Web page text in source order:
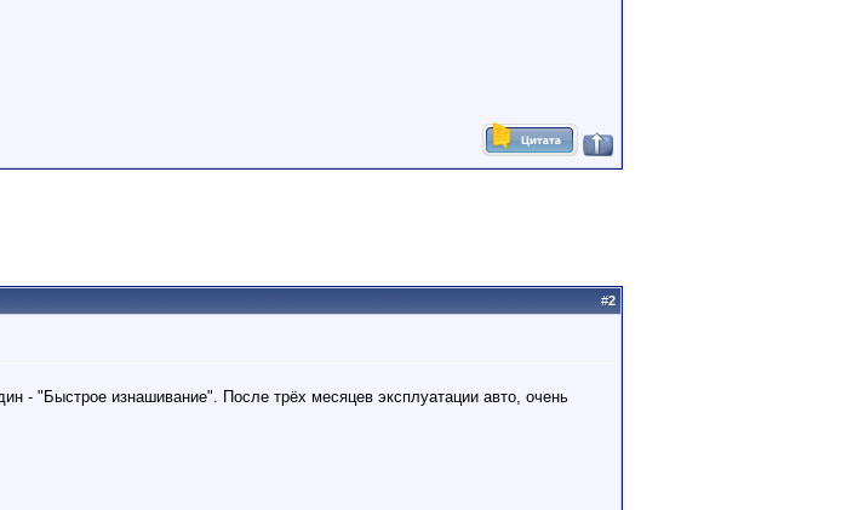
#2
- "Быстрое изнашивание". После трёх месяцев эксплуатации авто, очень